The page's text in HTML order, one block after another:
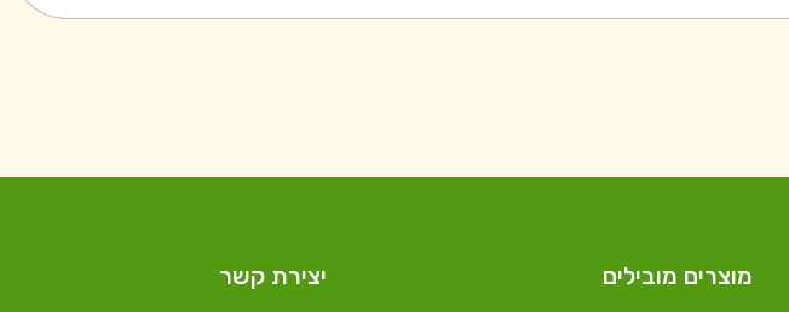
מוצרים מובילים יצירת קשר